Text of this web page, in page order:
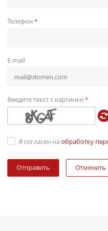
Телефон *
E-mail
Введите текст с картинки *
Я согласен на обработку
Отменить